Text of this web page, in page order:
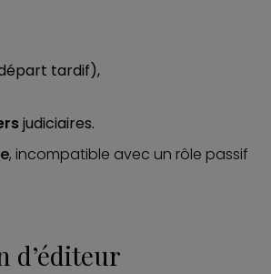
tardif),
judiciaires.
, incompatible avec un rôle passif
d’éditeur